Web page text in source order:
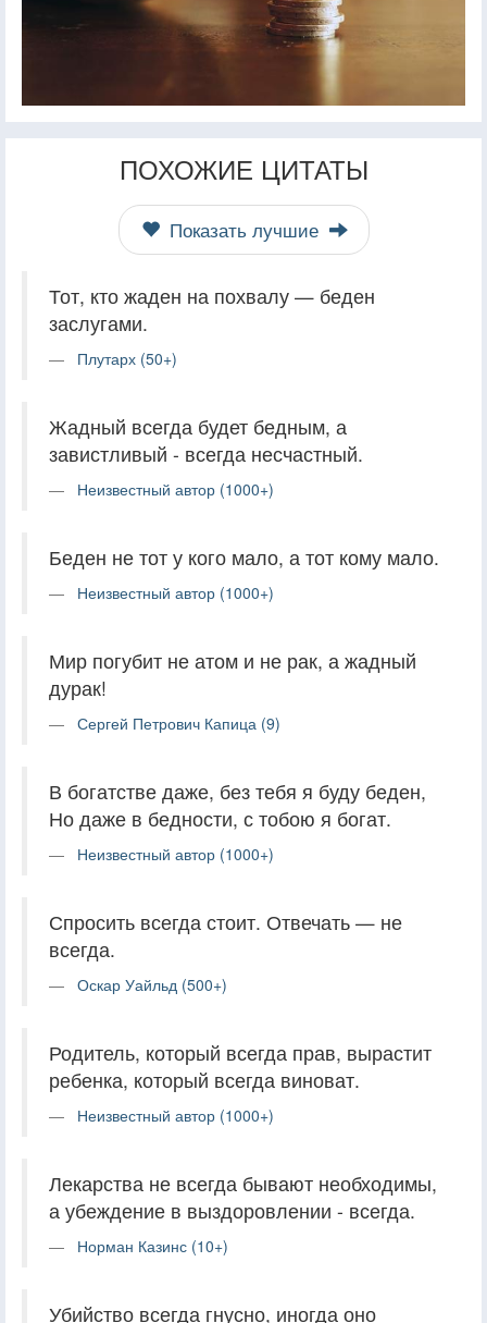
ПОХОЖИЕ ЦИТАТЫ
Показать лучшие
Тот, кто жаден на похвалу — беден
заслугами.
Плутарх (50+)
Жадный всегда будет бедным, а
завистливый - всегда несчастный.
Неизвестный автор (1000+)
Беден не тот у кого мало, а тот кому мало.
Неизвестный автор (1000+)
Мир погубит не атом и не рак, а жадный
дурак!
Сергей Петрович Капица (9)
В богатстве даже, без тебя я буду беден,
Но даже в бедности, с тобою я богат.
Неизвестный автор (1000+)
Спросить всегда стоит. Отвечать — не
всегда.
Оскар Уайльд (500+)
Родитель, который всегда прав, вырастит
ребенка, который всегда виноват.
Неизвестный автор (1000+)
Лекарства не всегда бывают необходимы,
а убеждение в выздоровлении - всегда.
Норман Казинс (10+)
Убийство всегда гнусно, иногда оно